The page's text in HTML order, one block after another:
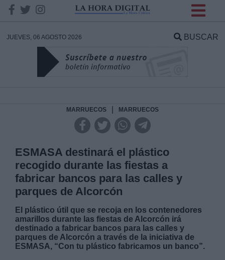
JUEVES, 06 AGOSTO 2026 BUSCAR
MARRUECOS MARRUECOS
ESMASA destinará el plástico
recogido durante las fiestas a
fabricar bancos para las calles y
parques de Alcorcón
El plástico útil que se recoja en los contenedores
amarillos durante las fiestas de Alcorcón irá
destinado a fabricar bancos para las calles y
parques de Alcorcón a través de la iniciativa de
ESMASA, “Con tu plástico fabricamos un banco”.
DATOS
Responsable:
Legitimación:
Destinatarios: